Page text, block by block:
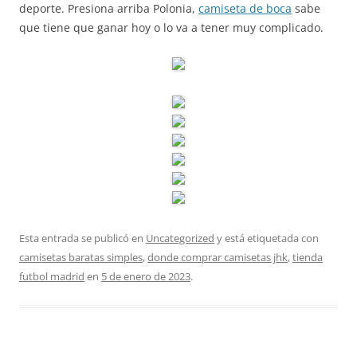
deporte. Presiona arriba Polonia, camiseta de boca sabe
que tiene que ganar hoy o lo va a tener muy complicado.
Esta entrada se publicó en Uncategorized y está etiquetada con
camisetas baratas simples,donde comprar camisetas jhk,tienda
futbol madrid en 5 de enero de 2023.